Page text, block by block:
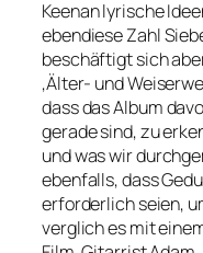
Keenan lyrische
ebendiese Zahl
beschäftigt sich
‚Älter- und
dass das Album
gerade sind, zu
und was wir
ebenfalls, dass
erforderlich seien,
verglich es mit